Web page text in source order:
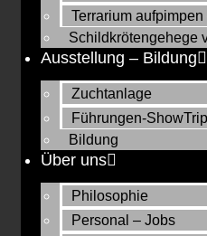
Terrarium
Schildkrötengehege
Ausstellung – Bildung
Zuchtanlage
Führungen-
Bildung
Über uns
Philosophie
Personal – Jobs